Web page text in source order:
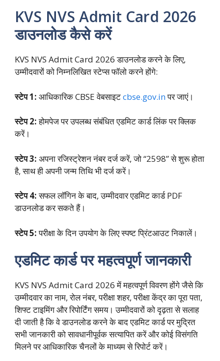
KVS NVS Admit Card 2026
डाउनलोड कैसे करें
KVS NVS Admit Card 2026 डाउनलोड करने के लिए,
उम्मीदवारों को निम्नलिखित स्टेप्स फॉलो करने होंगे:
स्टेप 1: आधिकारिक CBSE वेबसाइटcbse.gov.inपर जाएं।
स्टेप 2:होमपेज पर उपलब्ध संबंधित एडमिट कार्ड लिंक पर क्लिक
करें।
स्टेप 3: अपना रजिस्ट्रेशन नंबर दर्ज करें, जो “2598” से शुरू होता
है, साथ ही अपनी जन्म तिथि भी दर्ज करें।
स्टेप 4:सफल लॉगिन के बाद, उम्मीदवार एडमिट कार्ड PDF
डाउनलोड कर सकते हैं।
स्टेप 5:परीक्षा के दिन उपयोग के लिए स्पष्ट प्रिंटआउट निकालें।
एडमिट कार्ड पर महत्वपूर्ण जानकारी
KVS NVS Admit Card 2026 में महत्वपूर्ण विवरण होंगे जैसे कि
उम्मीदवार का नाम, रोल नंबर, परीक्षा शहर, परीक्षा केंद्र का पूरा पता,
शिफ्ट टाइमिंग और रिपोर्टिंग समय। उम्मीदवारों को दृढ़ता से सलाह
दी जाती है कि वे डाउनलोड करने के बाद एडमिट कार्ड पर मुद्रित
सभी जानकारी को सावधानीपूर्वक सत्यापित करें और कोई विसंगति
मिलने पर आधिकारिक चैनलों के माध्यम से रिपोर्ट करें।